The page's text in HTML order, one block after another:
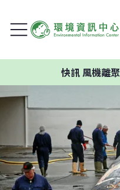
風機離聚落、